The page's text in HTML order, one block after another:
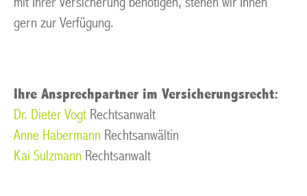
gern zur Verfügung.
Ihre Ansprechpartner im Versicherungsrecht:
Dr. Dieter Vogt Rechtsanwalt
Anne Habermann Rechtsanwältin
Kai Sulzmann Rechtsanwalt